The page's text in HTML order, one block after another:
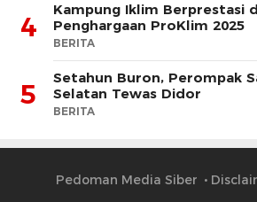
4
Kampung Iklim Berprestasi
Penghargaan ProKlim 2025
BERITA
5
Setahun Buron, Perompak
Selatan Tewas Didor
BERITA
Pedoman Media Siber